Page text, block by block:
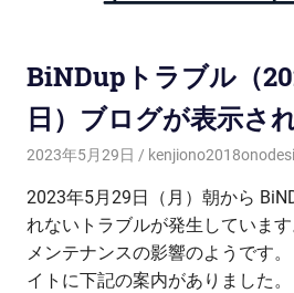
BiNDupトラブル（
日）ブログが表示さ
2023年5月29日
2023年5月29日（月）朝から
れないトラブルが発生していま
メンテナンスの影響のようです
イトに下記の案内がありました